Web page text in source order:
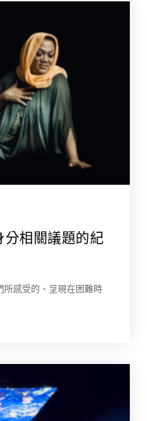
相關議題的紀
所感受的、呈現在困難時